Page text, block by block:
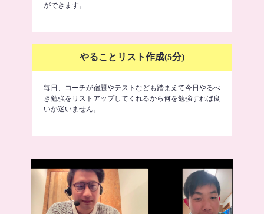
ができます。
やることリスト作成(5分)
毎日、コーチが宿題やテストなども踏まえて今日やるべ
き勉強をリストアップしてくれるから何を勉強すれば良
いか迷いません。